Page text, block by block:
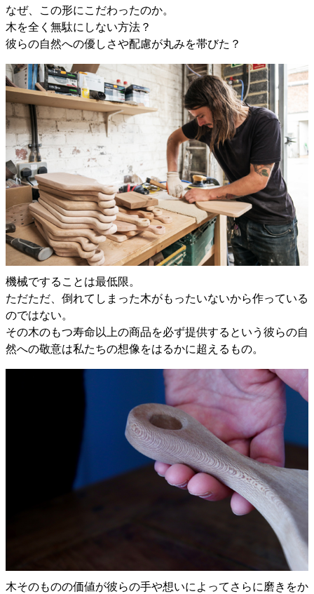
なぜ、この形にこだわったのか。
木を全く無駄にしない方法？
彼らの自然への優しさや配慮が丸みを帯びた？
機械ですることは最低限。
ただただ、倒れてしまった木がもったいないから作っている
のではない。
その木のもつ寿命以上の商品を必ず提供するという彼らの自
然への敬意は私たちの想像をはるかに超えるもの。
木そのものの価値が彼らの手や想いによってさらに磨きをか